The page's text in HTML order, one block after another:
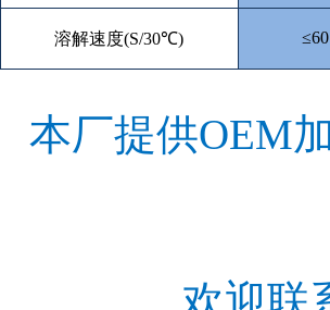
溶解速度(S/30℃) ≤60
本厂提供OEM